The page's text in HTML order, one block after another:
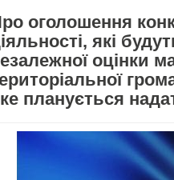
оголошення
які
оцінки
планується